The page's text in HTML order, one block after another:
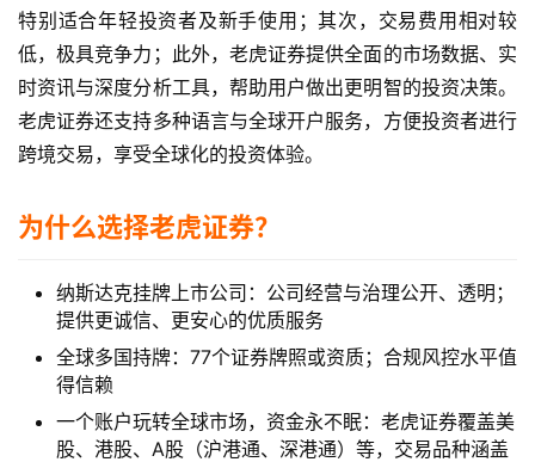
特别适合年轻投资者及新手使用；其次，交易费用相对较
低，极具竞争力；此外，老虎证券提供全面的市场数据、实
时资讯与深度分析工具，帮助用户做出更明智的投资决策。
老虎证券还支持多种语言与全球开户服务，方便投资者进行
跨境交易，享受全球化的投资体验。
为什么选择老虎证券？
纳斯达克挂牌上市公司：公司经营与治理公开、透明；
提供更诚信、更安心的优质服务
全球多国持牌：77个证券牌照或资质；合规风控水平值
得信赖
一个账户玩转全球市场，资金永不眠：老虎证券覆盖美
股、港股、A股（沪港通、深港通）等，交易品种涵盖